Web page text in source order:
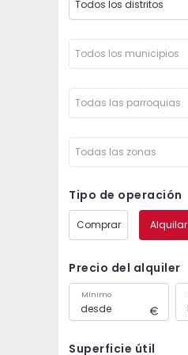
Todos los distritos
Todos los municipios
Todas las parroquias
Todas las zonas
Tipo de operación
Comprar Alquilar
Precio del alquiler
Mínimo
Superficie útil